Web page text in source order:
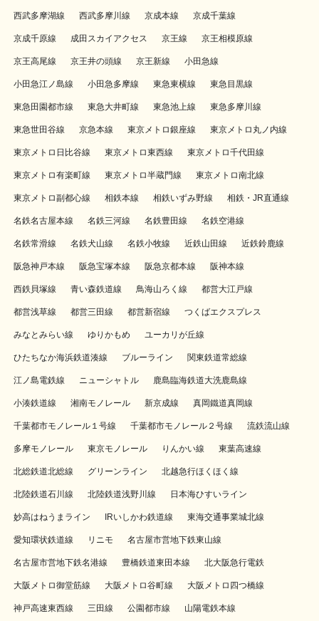
西武多摩湖線 西武多摩川線 京成本線 京成千葉線
京成千原線 成田スカイアクセス 京王線 京王相模原線
京王高尾線 京王井の頭線 京王新線 小田急線
小田急江ノ島線 小田急多摩線 東急東横線 東急目黒線
東急田園都市線 東急大井町線 東急池上線 東急多摩川線
東急世田谷線 京急本線 東京メトロ銀座線 東京メトロ丸ノ内線
東京メトロ日比谷線 東京メトロ東西線 東京メトロ千代田線
東京メトロ有楽町線 東京メトロ半蔵門線 東京メトロ南北線
東京メトロ副都心線 相鉄本線 相鉄いずみ野線 相鉄・JR直通線
名鉄名古屋本線 名鉄三河線 名鉄豊田線 名鉄空港線
名鉄常滑線 名鉄犬山線 名鉄小牧線 近鉄山田線 近鉄鈴鹿線
阪急神戸本線 阪急宝塚本線 阪急京都本線 阪神本線
西鉄貝塚線 青い森鉄道線 鳥海山ろく線 都営大江戸線
都営浅草線 都営三田線 都営新宿線 つくばエクスプレス
みなとみらい線 ゆりかもめ ユーカリが丘線
ひたちなか海浜鉄道湊線 ブルーライン 関東鉄道常総線
江ノ島電鉄線 ニューシャトル 鹿島臨海鉄道大洗鹿島線
小湊鉄道線 湘南モノレール 新京成線 真岡鐵道真岡線
千葉都市モノレール１号線 千葉都市モノレール２号線 流鉄流山線
多摩モノレール 東京モノレール りんかい線 東葉高速線
北総鉄道北総線 グリーンライン 北越急行ほくほく線
北陸鉄道石川線 北陸鉄道浅野川線 日本海ひすいライン
妙高はねうまライン IRいしかわ鉄道線 東海交通事業城北線
愛知環状鉄道線 リニモ 名古屋市営地下鉄東山線
名古屋市営地下鉄名港線 豊橋鉄道東田本線 北大阪急行電鉄
大阪メトロ御堂筋線 大阪メトロ谷町線 大阪メトロ四つ橋線
神戸高速東西線 三田線 公園都市線 山陽電鉄本線